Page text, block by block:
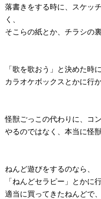
落書きをする時に、スケッ
く、
そこらの紙とか、チラシの
「歌を歌おう」と決めた時に
カラオケボックスとかに行
怪獣ごっこの代わりに、コ
やるのではなく、本当に怪
ねんど遊びをするのなら、
「ねんどセラピー」とかに
適当に買ってきたねんどで